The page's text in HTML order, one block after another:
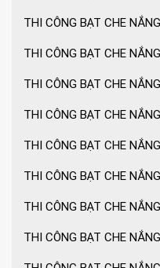
Ưu điểm ô
Ô dù che
THI CÔNG BẠT CHE
THI CÔNG BẠT CHE
THI CÔNG BẠT CHE
THI CÔNG BẠT CHE
THI CÔNG BẠT CHE
THI CÔNG BẠT CHE
THI CÔNG BẠT CHE
THI CÔNG BẠT CHE